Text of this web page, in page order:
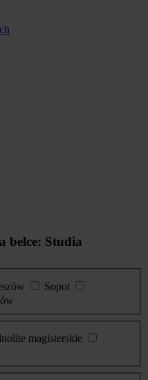
belce: Studia
Sopot
magisterskie